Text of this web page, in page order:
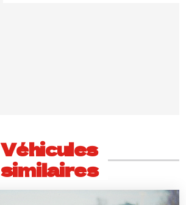
Véhicules
similaires